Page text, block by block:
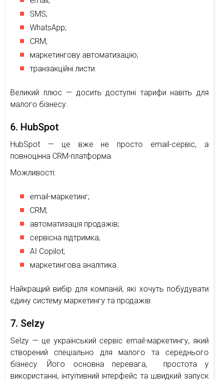
SMS;
WhatsApp;
CRM;
маркетингову автоматизацію;
транзакційні листи.
Великий плюс — досить доступні тарифи навіть для
малого бізнесу.
6. HubSpot
HubSpot — це вже не просто email-сервіс, а
повноцінна CRM-платформа.
Можливості:
email-маркетинг;
CRM;
автоматизація продажів;
сервісна підтримка;
AI Copilot;
маркетингова аналітика.
Найкращий вибір для компаній, які хочуть побудувати
єдину систему маркетингу та продажів.
7. Selzy
Selzy — це український сервіс email-маркетингу, який
створений спеціально для малого та середнього
бізнесу. Його основна перевага, простота у
використанні, інтуїтивний інтерфейс та швидкий запуск